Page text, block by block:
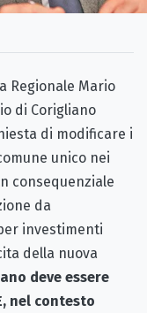
Regionale Mario
di Corigliano
di modificare i
unico nei
consequenziale
da
investimenti
della nuova
deve essere
nel contesto